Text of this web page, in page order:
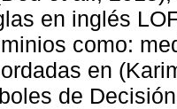
en inglés
como:
en
de